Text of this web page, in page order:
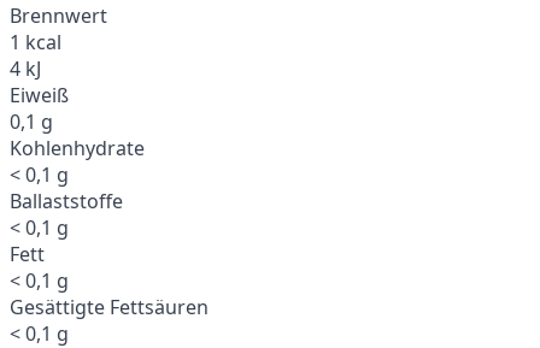
Brennwert
1 kcal
4 kJ
Eiweiß
0,1 g
Kohlenhydrate
< 0,1 g
Ballaststoffe
< 0,1 g
Fett
< 0,1 g
Gesättigte Fettsäuren
< 0,1 g